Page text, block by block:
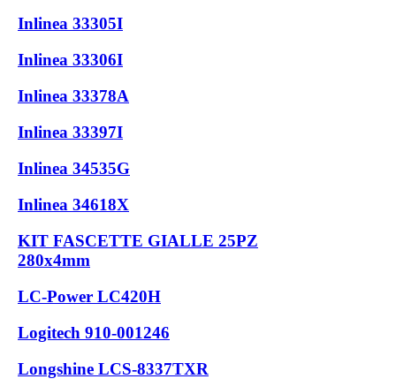
Inlinea 33305I
Inlinea 33306I
Inlinea 33378A
Inlinea 33397I
Inlinea 34535G
Inlinea 34618X
KIT FASCETTE GIALLE 25PZ
280x4mm
LC-Power LC420H
Logitech 910-001246
Longshine LCS-8337TXR